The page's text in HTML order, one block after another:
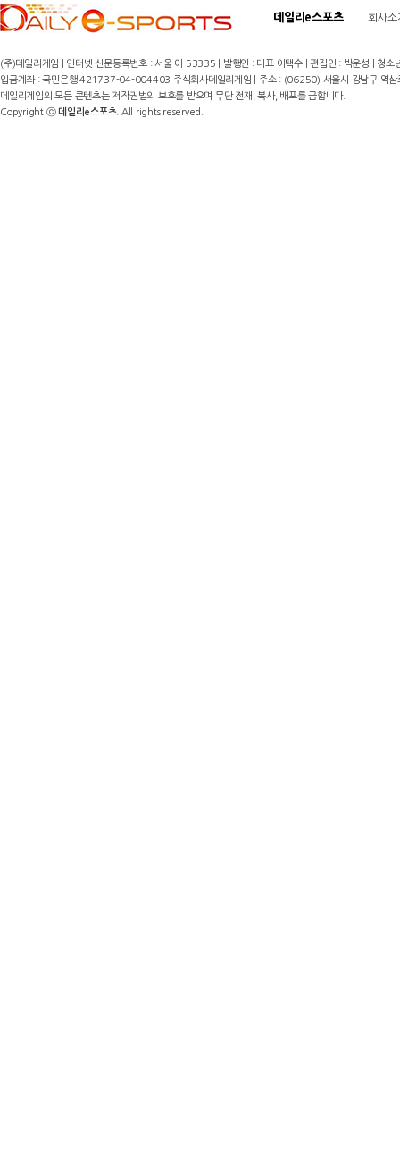
데일리e스포츠 회사소
(주)데일리게임 | 인터넷 신문등록번호 : 서울 아 53335 | 발행인 : 대표 이택수 | 편집인 : 박운성 |
입금계좌 : 국민은행 421737-04-004403 주식회사데일리게임 | 주소 : (06250) 서울시 강남구
데일리게임의 모든 콘텐츠는 저작권법의 보호를 받으며 무단 전재, 복사, 배포를 금합니다.
Copyright ⓒ데일리e스포츠. All rights reserved.